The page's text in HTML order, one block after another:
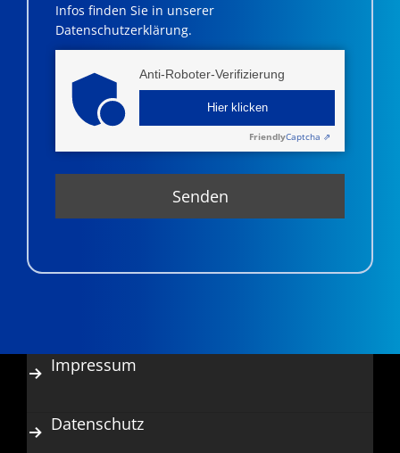
Infos finden Sie in unserer
Datenschutzerklärung.
Anti-Roboter-Verifizierung
Hier klicken
FriendlyCaptcha ⇗
Impressum
Datenschutz